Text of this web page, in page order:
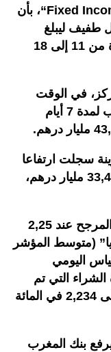
Fixed“، بأن
طفيف ليبلغ
156,6 مليار درهم خلال الفترة الممتدة من 11 إلى 18
في الوقت
الذي تراجعت فيه تسبيقات بنك المغرب لمدة 7 أيام
.
سجلت ارتفاعا
حيث بلغ الحد الأقصى للجاري اليومي 33,4 مليار درهم،
في المقابل، استقر المعدل المتوسط المرجح عند 2,25
(متوسط المؤشر
اليومي
التي تم
تسليمها مع سندات الخزانة كضمان) إلى 2,234 في المائة
بنك المغرب